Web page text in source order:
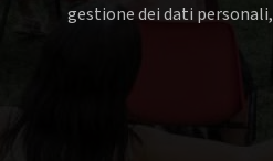
gestione dei dati personali,